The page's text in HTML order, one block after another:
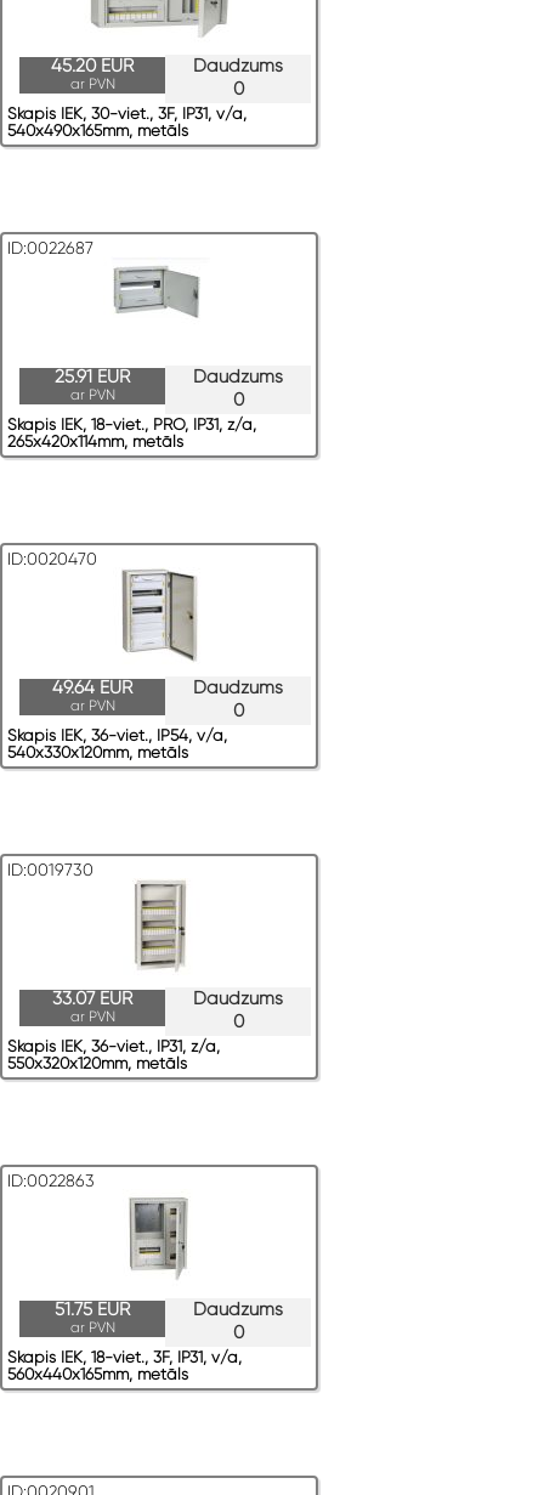
Daudzums
0
45.20 EUR
ar PVN
Skapis IEK, 30-viet., 3F, IP31, v/a,
540x490x165mm, metāls
ID:0022687
Daudzums
0
25.91 EUR
ar PVN
Skapis IEK, 18-viet., PRO, IP31, z/a,
265x420x114mm, metāls
ID:0020470
Daudzums
0
49.64 EUR
ar PVN
Skapis IEK, 36-viet., IP54, v/a,
540x330x120mm, metāls
ID:0019730
Daudzums
0
33.07 EUR
ar PVN
Skapis IEK, 36-viet., IP31, z/a,
550x320x120mm, metāls
ID:0022863
Daudzums
0
51.75 EUR
ar PVN
Skapis IEK, 18-viet., 3F, IP31, v/a,
560x440x165mm, metāls